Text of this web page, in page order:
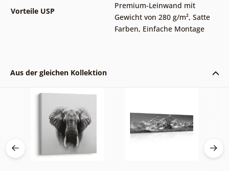
Vorteile USP
Premium-Leinwand mit
Gewicht von 280 g/m², Satte
Farben, Einfache Montage
Aus der gleichen Kollektion